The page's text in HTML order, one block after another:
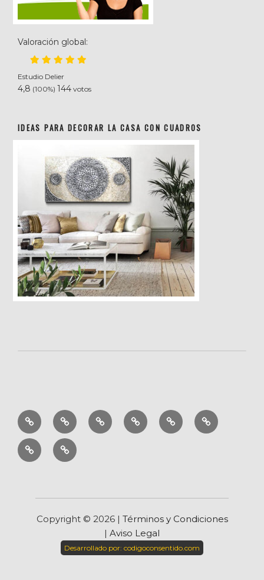
Valoración global:
Estudio Delier
4,8 (100%) 144 votos
IDEAS PARA DECORAR LA CASA CON CUADROS
Cuadros
por
estilos
Aromaterapia
zen
DecoraciónMueblesRegalo
original
Ofertas
Blog Inicio
Copyright © 2026 | Términos y Condiciones
| Aviso Legal
Desarrollado por: codigoconsentido.com